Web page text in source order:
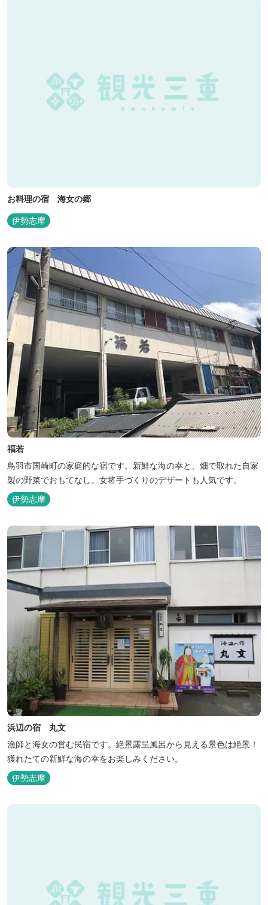
お料理の宿 海女の郷
伊勢志摩
福若
鳥羽市国崎町の家庭的な宿です。新鮮な海の幸と、畑で取れた自家
製の野菜でおもてなし。女将手づくりのデザートも人気です。
伊勢志摩
浜辺の宿 丸文
漁師と海女の営む民宿です。絶景露呈風呂から見える景色は絶景！
獲れたての新鮮な海の幸をお楽しみください。
伊勢志摩